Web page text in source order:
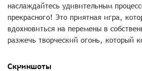
наслаждайтесь удивительным
прекрасного! Это приятная игра,
вдохновиться на перемены в
разжечь творческий огонь, который
Скриншоты